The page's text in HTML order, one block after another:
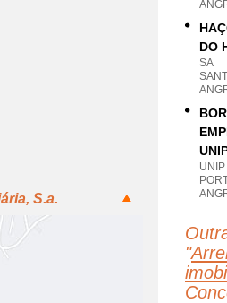
S.a.
DO
SA
UNIP
"